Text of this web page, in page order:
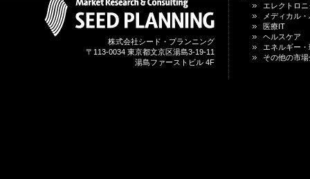
今後の方向性 」を発刊しました。
1月13日、「営業支援DXにおける
名刺管理サービスの最新動向2026
株式会社シード・プランニング
〒113-0034 東京都文京区湯島3-19-11
湯島ファーストビル 4F
エレクトロ
メディカル
医療IT
ヘルスケア
エネルギー
その他の市